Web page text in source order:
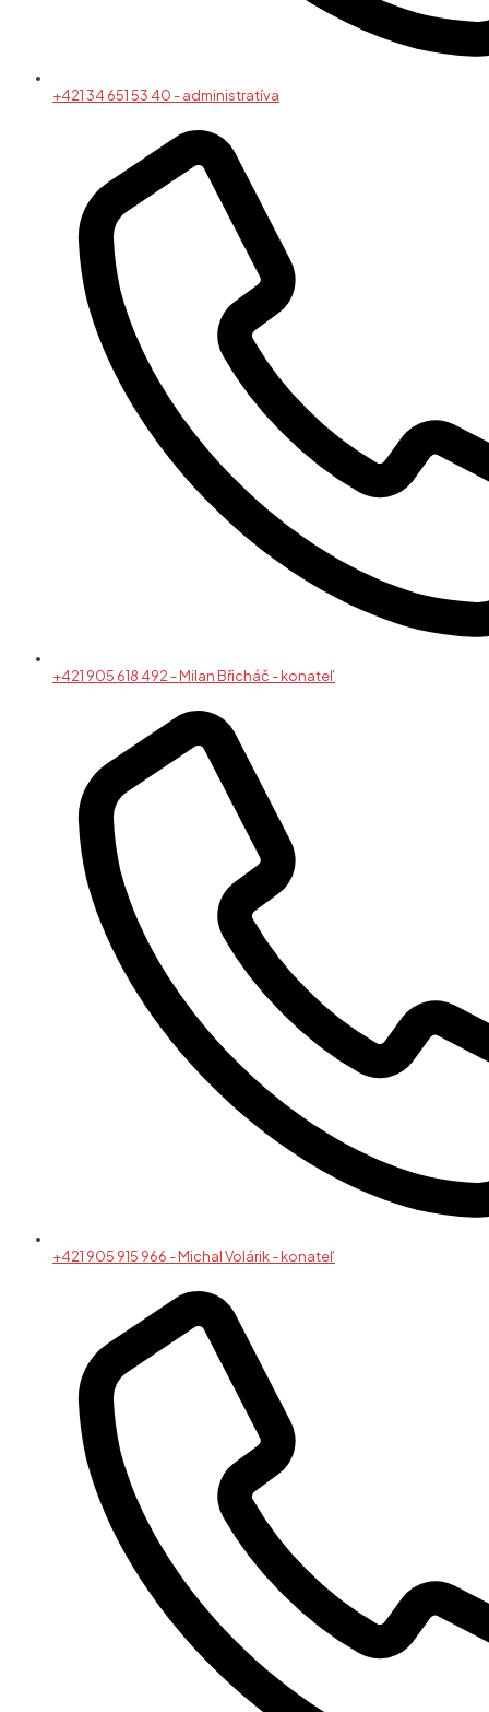
+421 34 651 53 40 - administratíva
+421 905 618 492 - Milan Břicháč - konateľ
+421 905 915 966 - Michal Volárik - konateľ